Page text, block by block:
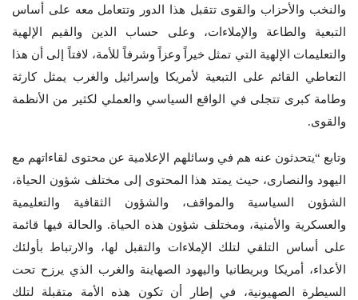
والنخب والأحزاب والقوى تتقبل هذا الدور وتتعامل معه على أساس
التبعية والطاعة والإملاءات، وعلى حساب الدين والقيم الإلهية
والتعليمات الإلهية التي تمثل خيراً وعزاً وشرفاً للأمة، لافتاً إلى أن هذا
التعاطي القائم على التبعية لأمريكا وإسرائيل والغرب يمثل كارثة
وطامة كبرى تتجلى في الواقع السياسي والعملي لكثير من الأنظمة
والقوى.
وتابع “يتحدثون عنه هم في وسائلهم الإعلامية عن محتوى لقاءاتهم مع
اليهود والنصارى، حيث يمتد هذا المحتوى إلى مختلف شؤون الحياة،
الشؤون السياسية والمواقف، والشؤون الثقافية والتعليمية
والعسكرية والأمنية، ومختلف شؤون هذه الحياة. والحالة فيها قائمة
على أساس التلقي لتلك الإملاءات والتقبل لها، والارتباط بأولئك
الأعداء، أمريكا وبريطانيا واليهود الصهاينة والغرب الذي يرزح تحت
السيطرة الصهيونية، في إطار أن تكون هذه الأمة متقبلة لتلك